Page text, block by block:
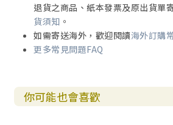
退貨之商品、紙本發票及原出貨單
貨須知 。
如需寄送海外，歡迎閱讀海外訂購
更多常見問題FAQ
你可能也會喜歡